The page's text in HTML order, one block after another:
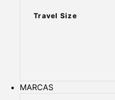
Travel Size
MARCAS